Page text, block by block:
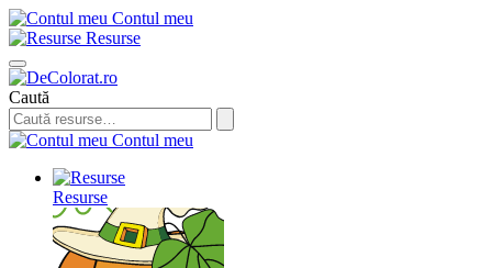
Contul meu
Resurse
Caută
Contul meu
Resurse